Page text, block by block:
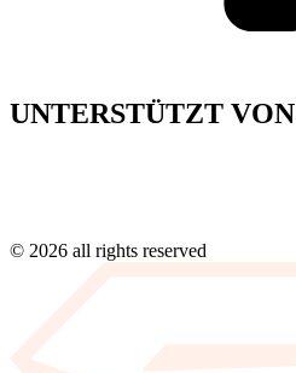
UNTERSTÜTZT VON
© 2026 all rights reserved